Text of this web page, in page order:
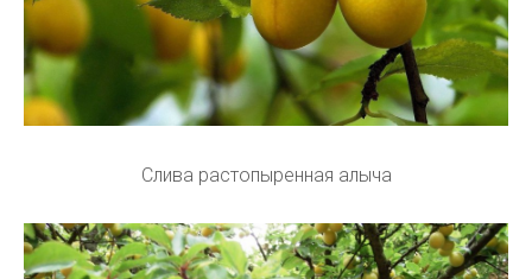
Слива растопыренная алыча